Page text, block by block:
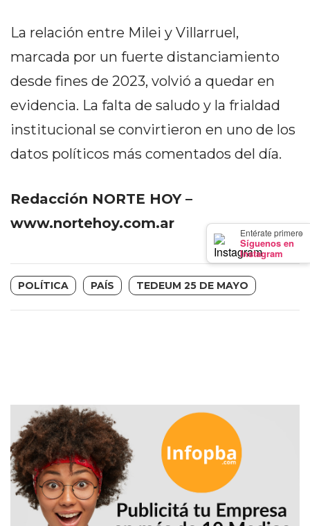
×
Entérate primero
Síguenos en
Instagram
LOS
MEJORES
PRECIOS
SUPLEMENTOS
DEPORTIVOS
PERGAMINO
DEPORTIVOS
PERGAMINO:
LOS
DÓNDE
COMPRAR
EL
MEJOR
GIMNASIO
DE
PERGAMINO
La relación entre Milei y Villarruel,
marcada por un fuerte distanciamiento
desde fines de 2023, volvió a quedar en
evidencia. La falta de saludo y la frialdad
institucional se convirtieron en uno de los
datos políticos más comentados del día.
Redacción NORTE HOY –
www.nortehoy.com.ar
POLÍTICA PAÍS TEDEUM 25 DE MAYO